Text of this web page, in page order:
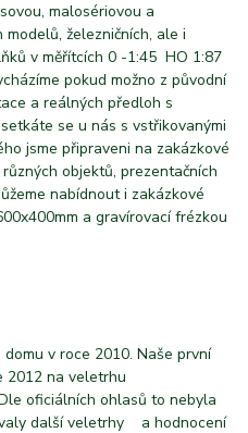
malosériovou a
železničních, ale i
v měřítcích 0 -1:45 HO 1:87
pokud možno z původní
a reálných předloh s
se u nás s vstřikovanými
jsme připraveni na zakázkové
objektů, prezentačních
nabídnout i zakázkové
a gravírovací frézkou
v roce 2010. Naše první
2012 na veletrhu
oficiálních ohlasů to nebyla
další veletrhy a hodnocení